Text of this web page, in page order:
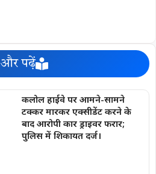
और पढ़ें
कलोल हाईवे पर आमने-सामने
टक्कर मारकर एक्सीडेंट करने के
बाद आरोपी कार ड्राइवर फरार;
पुलिस में शिकायत दर्ज।